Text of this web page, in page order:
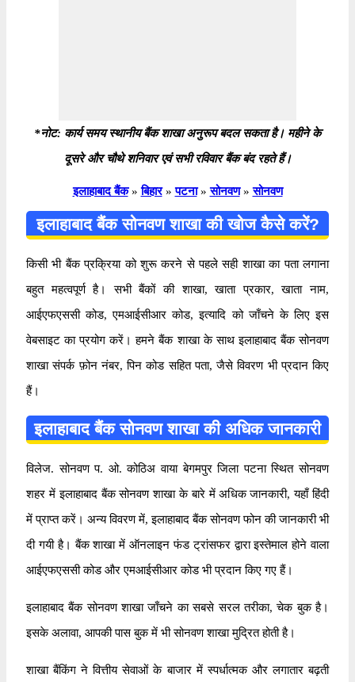
*नोट: कार्य समय स्थानीय बैंक शाखा अनुरूप बदल सकता है। महीने के
दूसरे और चौथे शनिवार एवं सभी रविवार बैंक बंद रहते हैं।
इलाहाबाद बैंक » बिहार » पटना » सोनवण » सोनवण
इलाहाबाद बैंक सोनवण शाखा की खोज कैसे करें?
किसी भी बैंक प्रक्रिया को शुरू करने से पहले सही शाखा का पता लगाना
बहुत महत्वपूर्ण है। सभी बैंकों की शाखा, खाता प्रकार, खाता नाम,
आईएफएससी कोड, एमआईसीआर कोड, इत्यादि को जाँचने के लिए इस
वेबसाइट का प्रयोग करें। हमने बैंक शाखा के साथ इलाहाबाद बैंक सोनवण
शाखा संपर्क फ़ोन नंबर, पिन कोड सहित पता, जैसे विवरण भी प्रदान किए
हैं।
इलाहाबाद बैंक सोनवण शाखा की अधिक जानकारी
विलेज. सोनवण प. ओ. कोठिअ वाया बेगमपुर जिला पटना स्थित सोनवण
शहर में इलाहाबाद बैंक सोनवण शाखा के बारे में अधिक जानकारी, यहाँ हिंदी
में प्राप्त करें। अन्य विवरण में, इलाहाबाद बैंक सोनवण फोन की जानकारी भी
दी गयी है। बैंक शाखा में ऑनलाइन फंड ट्रांसफर द्वारा इस्तेमाल होने वाला
आईएफएससी कोड और एमआईसीआर कोड भी प्रदान किए गए हैं।
इलाहाबाद बैंक सोनवण शाखा जाँचने का सबसे सरल तरीका, चेक बुक है।
इसके अलावा, आपकी पास बुक में भी सोनवण शाखा मुद्रित होती है।
शाखा बैंकिंग ने वित्तीय सेवाओं के बाजार में स्पर्धात्मक और लगातार बढ़ती